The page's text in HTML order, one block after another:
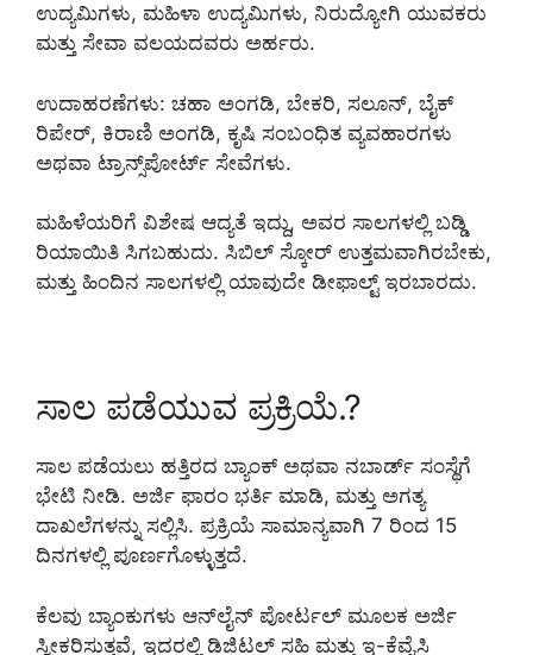
ಉದ್ಯಮಿಗಳು, ಮಹಿಳಾ ಉದ್ಯಮಿಗಳು, ನಿರುದ್ಯೋಗಿ ಯುವಕರು
ಮತ್ತು ಸೇವಾ ವಲಯದವರು ಅರ್ಹರು.
ಉದಾಹರಣೆಗಳು: ಚಹಾ ಅಂಗಡಿ, ಬೇಕರಿ, ಸಲೂನ್, ಬೈಕ್
ರಿಪೇರ್, ಕಿರಾಣಿ ಅಂಗಡಿ, ಕೃಷಿ ಸಂಬಂಧಿತ ವ್ಯವಹಾರಗಳು
ಅಥವಾ ಟ್ರಾನ್ಸ್‌ಪೋರ್ಟ್ ಸೇವೆಗಳು.
ಮಹಿಳೆಯರಿಗೆ ವಿಶೇಷ ಆದ್ಯತೆ ಇದ್ದು, ಅವರ ಸಾಲಗಳಲ್ಲಿ ಬಡ್ಡಿ
ರಿಯಾಯಿತಿ ಸಿಗಬಹುದು. ಸಿಬಿಲ್ ಸ್ಕೋರ್ ಉತ್ತಮವಾಗಿರಬೇಕು,
ಮತ್ತು ಹಿಂದಿನ ಸಾಲಗಳಲ್ಲಿ ಯಾವುದೇ ಡೀಫಾಲ್ಟ್ ಇರಬಾರದು.
ಸಾಲ ಪಡೆಯುವ ಪ್ರಕ್ರಿಯೆ.?
ಸಾಲ ಪಡೆಯಲು ಹತ್ತಿರದ ಬ್ಯಾಂಕ್ ಅಥವಾ ನಬಾರ್ಡ್ ಸಂಸ್ಥೆಗೆ
ಭೇಟಿ ನೀಡಿ. ಅರ್ಜಿ ಫಾರಂ ಭರ್ತಿ ಮಾಡಿ, ಮತ್ತು ಅಗತ್ಯ
ದಾಖಲೆಗಳನ್ನು ಸಲ್ಲಿಸಿ. ಪ್ರಕ್ರಿಯೆ ಸಾಮಾನ್ಯವಾಗಿ 7 ರಿಂದ 15
ದಿನಗಳಲ್ಲಿ ಪೂರ್ಣಗೊಳ್ಳುತ್ತದೆ.
ಕೆಲವು ಬ್ಯಾಂಕುಗಳು ಆನ್‌ಲೈನ್ ಪೋರ್ಟಲ್ ಮೂಲಕ ಅರ್ಜಿ
ಸ್ವೀಕರಿಸುತ್ತವೆ, ಇದರಲ್ಲಿ ಡಿಜಿಟಲ್ ಸಹಿ ಮತ್ತು ಇ-ಕೆವೈಸಿ